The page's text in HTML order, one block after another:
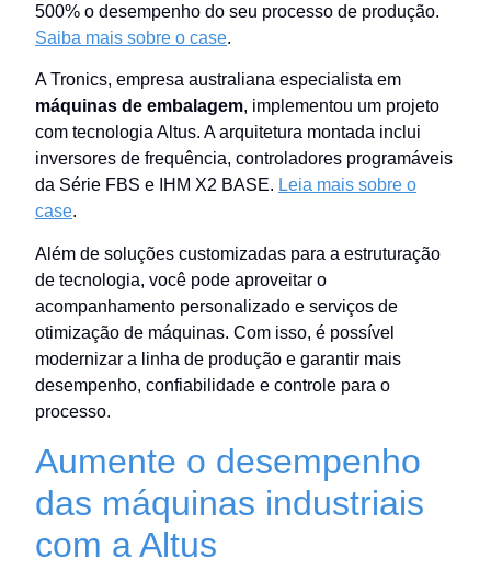
500% o desempenho do seu processo de produção.
Saiba mais sobre o case.
A Tronics, empresa australiana especialista em
máquinas de embalagem, implementou um projeto
com tecnologia Altus. A arquitetura montada inclui
inversores de frequência, controladores programáveis
da Série FBS e IHM X2 BASE. Leia mais sobre o
case.
Além de soluções customizadas para a estruturação
de tecnologia, você pode aproveitar o
acompanhamento personalizado e serviços de
otimização de máquinas. Com isso, é possível
modernizar a linha de produção e garantir mais
desempenho, confiabilidade e controle para o
processo.
Aumente o desempenho
das máquinas industriais
com a Altus